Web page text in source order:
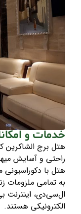
خدمات و
هتل برج الشاکرین
راحتی و آسایش
هتل با
به تمامی ملزومات
ال‌سی‌دی، اینترنت
الکترونیکی هستند.